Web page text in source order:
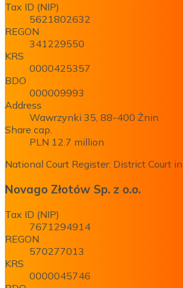
Tax ID (NIP)
5621802632
REGON
341229550
KRS
0000425357
BDO
000009993
Address
Wawrzynki 35, 88-400 Żnin
Share cap.
PLN 12.7 million
National Court Register: District Court
Novago Złotów Sp. z o.o.
Tax ID (NIP)
7671294914
REGON
570277013
KRS
0000045746